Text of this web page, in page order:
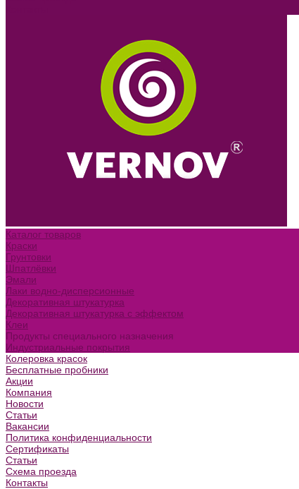
Каталог товаров
Краски
Грунтовки
Шпатлёвки
Эмали
Лаки водно-дисперсионные
Декоративная штукатурка
Декоративная штукатурка с эффектом
Клеи
Продукты специального назначения
Индустриальные покрытия
Колеровка красок
Бесплатные пробники
Акции
Компания
Новости
Статьи
Вакансии
Политика конфиденциальности
Сертификаты
Статьи
Схема проезда
Контакты